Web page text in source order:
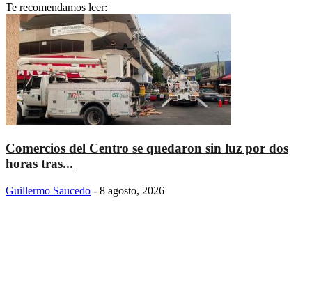
Te recomendamos leer:
Comercios del Centro se quedaron sin luz por dos
horas tras...
Guillermo Saucedo - 8 agosto, 2026